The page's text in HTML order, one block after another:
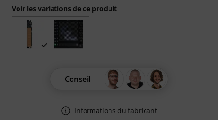
Voir les variations de ce produit
Conseil
Informations du fabricant